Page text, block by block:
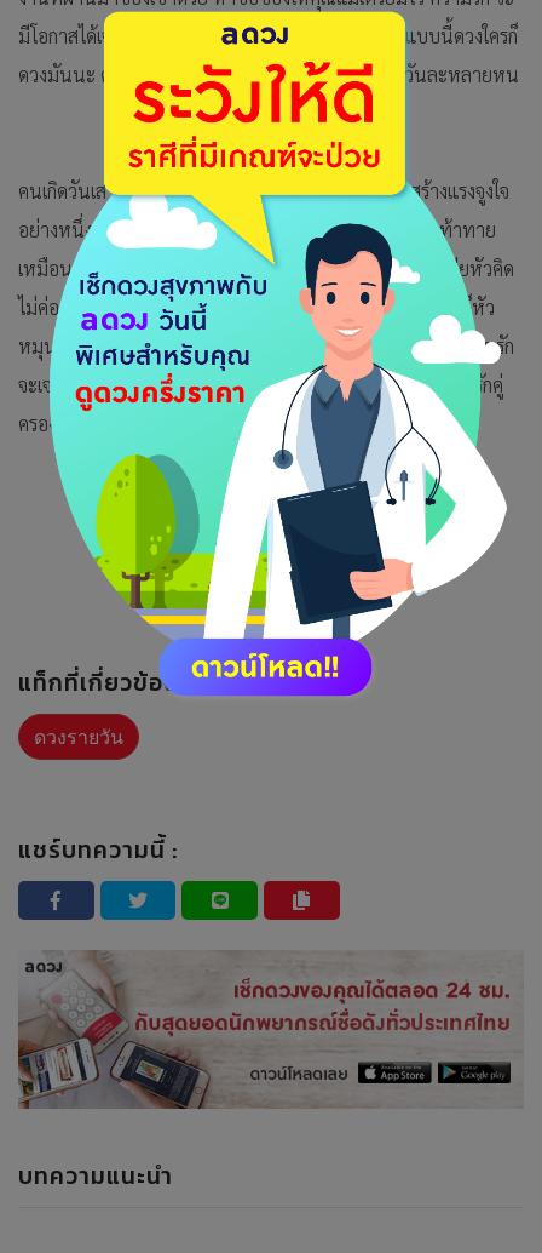
มีโอกาสได้เจอคนโปรไฟล์ดีแต่ให้รู้ว่าคู่แข่งเพียบของแบบนี้ดวงใครก็
ดวงมันนะ คนมีคู่แล้วเขาเรียกว่าตัดไม่ขาดแม้จะเบื่อวันละหลายหน
คนเกิดวันเสาร์ วันนี้จะต้องสร้างกำลังใจให้ตนเองหรือสร้างแรงจูงใจ
อย่างหนึ่งที่อยากให้ไปสู่เป้าหมายให้ได้เพราะเหมือนการท้าทาย
เหมือนกัน ระวังว่าช่วงนี้การพักผ่อนไม่พอจะทำใหอ่อนเพลียหัวคิด
ไม่ค่อยแล่น การเงิน ระวังสำหรันที่มีหนี้เยอะเมื่อถึงเวลาจ่ายก็หัว
หมุนเลย คนทำงานเสริมก็พอได้ค่ากับข้าวเอากำไรแต่น้อย ความรัก
จะเจอรักต่างวัยคุยได้นะแต่นานวันจะขัดแย้งทางความคิด คนรักคู่
ครองมักมีเรื่องทุกข์ใจหรือสุขภาพไม่ค่อยดี
แท็กที่เกี่ยวข้อง :
ดวงรายวัน
แชร์บทความนี้ :
บทความแนะนำ